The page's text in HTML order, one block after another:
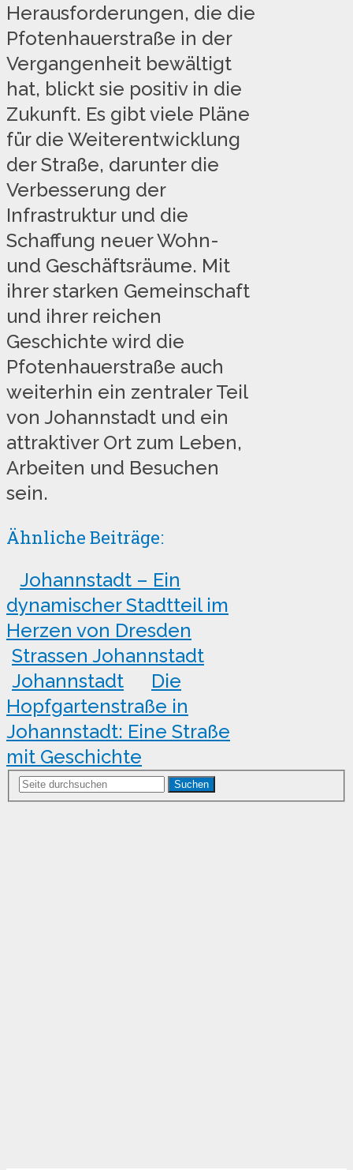
Herausforderungen, die die
Pfotenhauerstraße in der
Vergangenheit bewältigt
hat, blickt sie positiv in die
Zukunft. Es gibt viele Pläne
für die Weiterentwicklung
der Straße, darunter die
Verbesserung der
Infrastruktur und die
Schaffung neuer Wohn-
und Geschäftsräume. Mit
ihrer starken Gemeinschaft
und ihrer reichen
Geschichte wird die
Pfotenhauerstraße auch
weiterhin ein zentraler Teil
von Johannstadt und ein
attraktiver Ort zum Leben,
Arbeiten und Besuchen
sein.
Ähnliche Beiträge:
Johannstadt – Ein
dynamischer Stadtteil im
Herzen von Dresden
Strassen Johannstadt
Johannstadt
Die
Hopfgartenstraße in
Johannstadt: Eine Straße
mit Geschichte
Suchen